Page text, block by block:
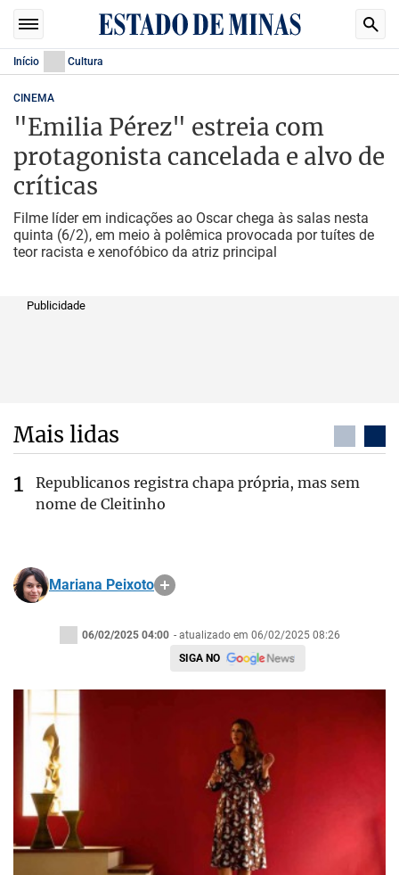
Início Cultura
CINEMA
"Emilia Pérez" estreia com
protagonista cancelada e alvo de
críticas
Filme líder em indicações ao Oscar chega às salas nesta
quinta (6/2), em meio à polêmica provocada por tuítes de
teor racista e xenofóbico da atriz principal
Publicidade
Mais lidas
Republicanos registra chapa própria, mas sem
nome de Cleitinho
Mariana Peixoto
06/02/2025 04:00 - atualizado em 06/02/2025 08:26
SIGA NO